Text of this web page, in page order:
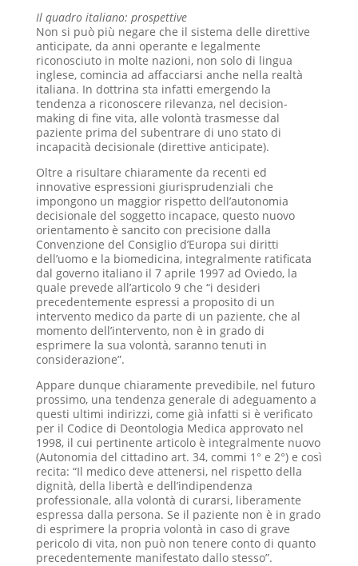
Il quadro italiano: prospettive
Non si può più negare che il sistema delle direttive
anticipate, da anni operante e legalmente
riconosciuto in molte nazioni, non solo di lingua
inglese, comincia ad affacciarsi anche nella realtà
italiana. In dottrina sta infatti emergendo la
tendenza a riconoscere rilevanza, nel decision-
making di fine vita, alle volontà trasmesse dal
paziente prima del subentrare di uno stato di
incapacità decisionale (direttive anticipate).
Oltre a risultare chiaramente da recenti ed
innovative espressioni giurisprudenziali che
impongono un maggior rispetto dell’autonomia
decisionale del soggetto incapace, questo nuovo
orientamento è sancito con precisione dalla
Convenzione del Consiglio d’Europa sui diritti
dell’uomo e la biomedicina, integralmente ratificata
dal governo italiano il 7 aprile 1997 ad Oviedo, la
quale prevede all’articolo 9 che “i desideri
precedentemente espressi a proposito di un
intervento medico da parte di un paziente, che al
momento dell’intervento, non è in grado di
esprimere la sua volontà, saranno tenuti in
considerazione”.
Appare dunque chiaramente prevedibile, nel futuro
prossimo, una tendenza generale di adeguamento a
questi ultimi indirizzi, come già infatti si è verificato
per il Codice di Deontologia Medica approvato nel
1998, il cui pertinente articolo è integralmente nuovo
(Autonomia del cittadino art. 34, commi 1° e 2°) e così
recita: “Il medico deve attenersi, nel rispetto della
dignità, della libertà e dell’indipendenza
professionale, alla volontà di curarsi, liberamente
espressa dalla persona. Se il paziente non è in grado
di esprimere la propria volontà in caso di grave
pericolo di vita, non può non tenere conto di quanto
precedentemente manifestato dallo stesso”.